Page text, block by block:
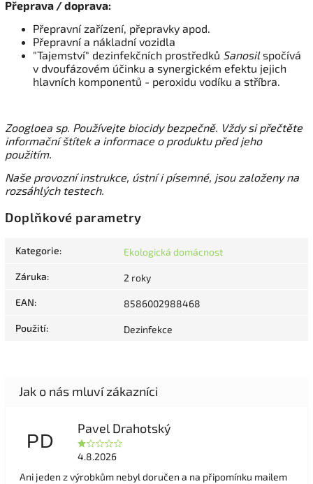
Přeprava / doprava:
Přepravní zařízení, přepravky apod.
Přepravní a nákladní vozidla
"Tajemství" dezinfekčních prostředků Sanosilspočívá
v dvoufázovém účinku a synergickém efektu jejich
hlavních komponentů - peroxidu vodíku a stříbra.
Zoogloea sp. Používejte biocidy bezpečně. Vždy si přečtěte
informační štítek a informace o produktu před jeho
použitím.
Naše provozní instrukce, ústní i písemné, jsou založeny na
rozsáhlých testech.
Doplňkové parametry
Kategorie: Ekologická domácnost
Záruka: 2 roky
EAN: 8586002988468
Použití: Dezinfekce
PD
Pavel Drahotský
4.8.2026
Ani jeden z výrobkům nebyl doručen a na připomínku mailem